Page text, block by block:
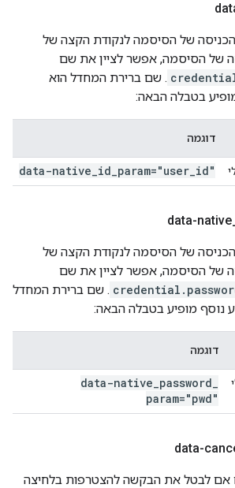
של הסיסמה לנקודת הקצה של
של הסיסמה, אפשר לציין את שם
. שם ברירת המחדל הוא
בטבלה הבאה:
דוגמה
data-native id param="user id"
data-native
של הסיסמה לנקודת הקצה של
של הסיסמה, אפשר לציין את שם
. שם ברירת המחדל
נוסף מופיע בטבלה הבאה:
דוגמה
data-native password
param="pwd"
data-
אם לבטל את הבקשה להצטרפות בלחיצה